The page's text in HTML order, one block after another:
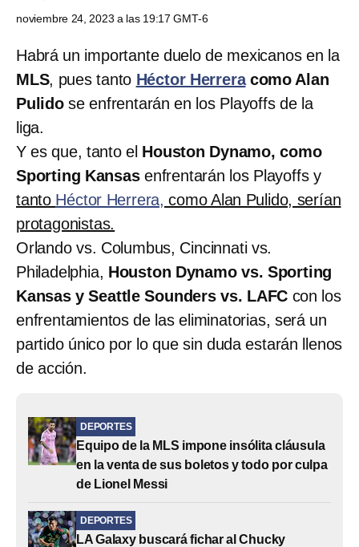
noviembre 24, 2023 a las 19:17 GMT-6
Habrá un importante duelo de mexicanos en la
MLS, pues tanto Héctor Herreracomo Alan
Pulidose enfrentarán en los Playoffs de la
liga.
Y es que, tanto el Houston Dynamo, como
Sporting Kansasenfrentarán los Playoffs y
tanto Héctor Herrera, como Alan Pulido, serían
protagonistas.
Orlando vs. Columbus, Cincinnati vs.
Philadelphia, Houston Dynamo vs. Sporting
Kansas y Seattle Sounders vs. LAFC con los
enfrentamientos de las eliminatorias, será un
partido único por lo que sin duda estarán llenos
de acción.
DEPORTES
Equipo de la MLS impone insólita cláusula
en la venta de sus boletos y todo por culpa
de Lionel Messi
DEPORTES
LA Galaxy buscará fichar al Chucky